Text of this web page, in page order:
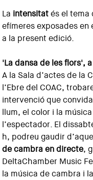
La intensitatés el tema
efímeres exposades en
a la present edició.
'La dansa de les flors',
A la Sala d’actes de la
l’Ebre del COAC,
intervenció que
llum, el color i la
l’espectador. El
h, podreu gaudir
de cambra en directe,
DeltaChamber Music
la música de cambra i